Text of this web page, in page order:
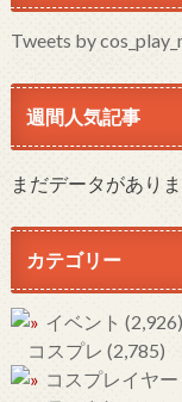
Tweets by
週間人気記事
まだデータがありま
カテゴリー
イベント (2,926)
コスプレ (2,785)
コスプレイヤ